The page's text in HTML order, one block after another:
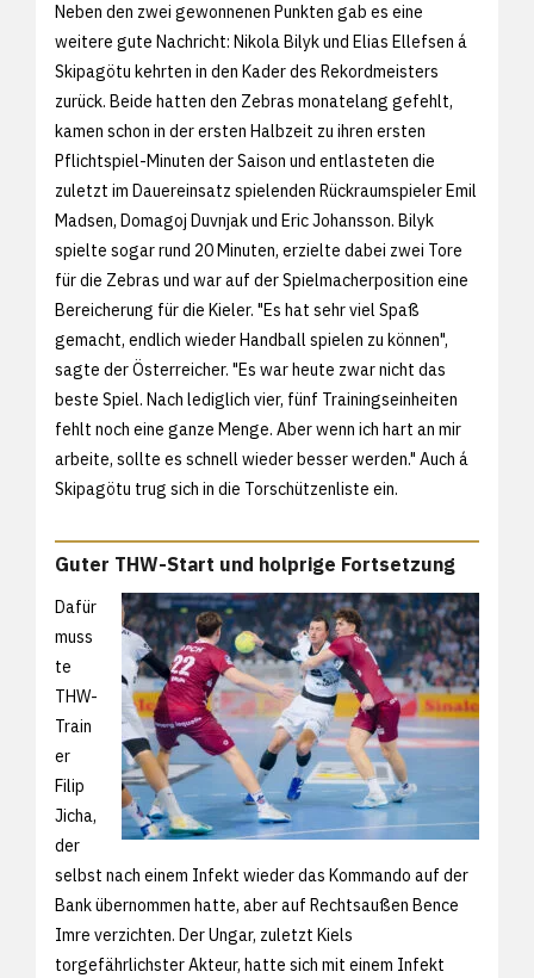
Neben den zwei gewonnenen Punkten gab es eine
weitere gute Nachricht: Nikola Bilyk und Elias Ellefsen á
Skipagötu kehrten in den Kader des Rekordmeisters
zurück. Beide hatten den Zebras monatelang gefehlt,
kamen schon in der ersten Halbzeit zu ihren ersten
Pflichtspiel-Minuten der Saison und entlasteten die
zuletzt im Dauereinsatz spielenden Rückraumspieler Emil
Madsen, Domagoj Duvnjak und Eric Johansson. Bilyk
spielte sogar rund 20 Minuten, erzielte dabei zwei Tore
für die Zebras und war auf der Spielmacherposition eine
Bereicherung für die Kieler. "Es hat sehr viel Spaß
gemacht, endlich wieder Handball spielen zu können",
sagte der Österreicher. "Es war heute zwar nicht das
beste Spiel. Nach lediglich vier, fünf Trainingseinheiten
fehlt noch eine ganze Menge. Aber wenn ich hart an mir
arbeite, sollte es schnell wieder besser werden." Auch á
Skipagötu trug sich in die Torschützenliste ein.
Guter THW-Start und holprige Fortsetzung
Dafür
muss
te
THW-
Train
er
Filip
Jicha,
der
selbst nach einem Infekt wieder das Kommando auf der
Bank übernommen hatte, aber auf Rechtsaußen Bence
Imre verzichten. Der Ungar, zuletzt Kiels
torgefährlichster Akteur, hatte sich mit einem Infekt